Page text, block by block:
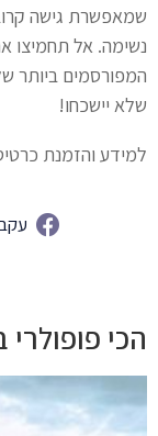
שמאפשרת גישה
נשימה. אל תחמיצו
המפורסמים ביותר
שלא יישכחו!
למידע והזמנת
הכי